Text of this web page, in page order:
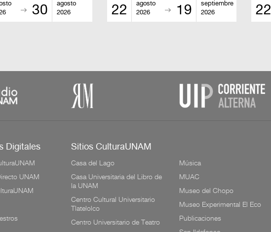
30
agosto
2026
22
agosto
2026
19
septiembre
2026
22
Digitales
UNAM
Sitios CulturaUNAM
Casa del Lago
Casa Universitaria del Libro de
la UNAM
Centro Cultural Universitario
Tlatelolco
Centro Universitario de Teatro
Música
MUAC
Museo del Chopo
Museo Experimental El Eco
Publicaciones